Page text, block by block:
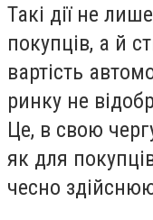
Такі дії не
покупців, а й
вартість
ринку не
Це, в свою
як для
чесно